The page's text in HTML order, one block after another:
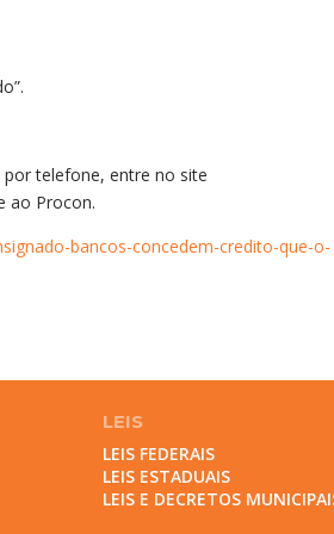
telefone, entre no site
ao Procon.
bancos-concedem-credito-que-o-
LEIS
LEIS FEDERAIS
LEIS ESTADUAIS
LEIS E DECRETOS